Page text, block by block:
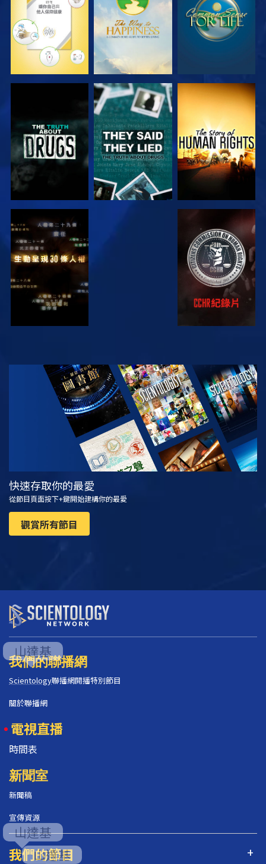
觀看 觀看 觀看
觀看 觀看
觀看 探索系列節目
快速存取你的最愛
從節目頁面按下+鍵開始建構你的最愛
觀賞所有節目
我們的聯播網
Scientology聯播網開播特別節目
關於聯播網
電視直播
時間表
新聞室
新聞稿
宣傳資源
我們的節目